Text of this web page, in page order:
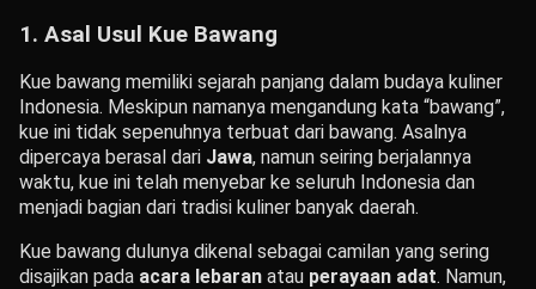
1. Asal Usul Kue Bawang
Kue bawang memiliki sejarah panjang dalam budaya kuliner
Indonesia. Meskipun namanya mengandung kata “bawang”,
kue ini tidak sepenuhnya terbuat dari bawang. Asalnya
dipercaya berasal dari Jawa, namun seiring berjalannya
waktu, kue ini telah menyebar ke seluruh Indonesia dan
menjadi bagian dari tradisi kuliner banyak daerah.
Kue bawang dulunya dikenal sebagai camilan yang sering
disajikan pada acara lebaran atau perayaan adat. Namun,